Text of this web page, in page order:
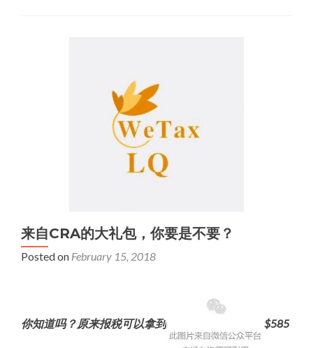
来自CRA的大礼包，你要是不要？
Posted on February 15, 2018
你知道吗？原来报税可以拿到 $585